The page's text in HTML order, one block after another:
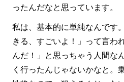
ったんだなと思っています。
私は、基本的に単純なんです
きる、すごいよ！」って言わ
んだ！」と思っちゃう人間な
く行ったんじゃないかなと。